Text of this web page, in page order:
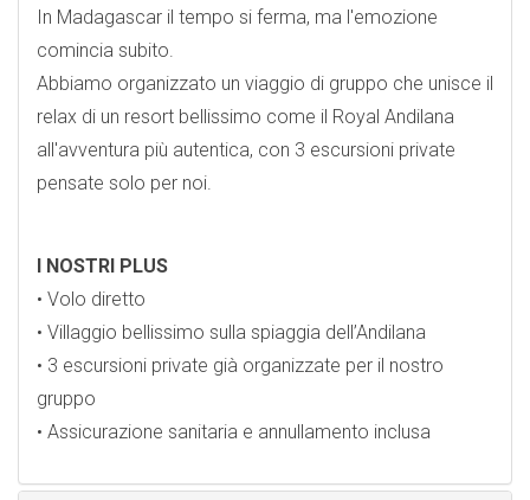
In Madagascar il tempo si ferma, ma l'emozione
comincia subito.
Abbiamo organizzato un viaggio di gruppo che unisce il
relax di un resort bellissimo come il Royal Andilana
all'avventura più autentica, con 3 escursioni private
pensate solo per noi.
I NOSTRI PLUS
• Volo diretto
• Villaggio bellissimo sulla spiaggia dell’Andilana
• 3 escursioni private già organizzate per il nostro
gruppo
• Assicurazione sanitaria e annullamento inclusa